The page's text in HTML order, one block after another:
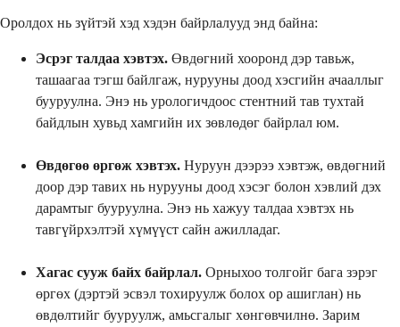
Оролдох нь зүйтэй хэд хэдэн байрлалууд энд байна:
Эсрэг талдаа хэвтэх. Өвдөгний хооронд дэр тавьж,
ташаагаа тэгш байлгаж, нурууны доод хэсгийн ачааллыг
бууруулна. Энэ нь урологичдоос стентний тав тухтай
байдлын хувьд хамгийн их зөвлөдөг байрлал юм.
Өвдөгөө өргөж хэвтэх. Нуруун дээрээ хэвтэж, өвдөгний
доор дэр тавих нь нурууны доод хэсэг болон хэвлий дэх
дарамтыг бууруулна. Энэ нь хажуу талдаа хэвтэх нь
тавгүйрхэлтэй хүмүүст сайн ажилладаг.
Хагас сууж байх байрлал. Орныхоо толгойг бага зэрэг
өргөх (дэртэй эсвэл тохируулж болох ор ашиглан) нь
өвдөлтийг бууруулж, амьсгалыг хөнгөвчилнө. Зарим